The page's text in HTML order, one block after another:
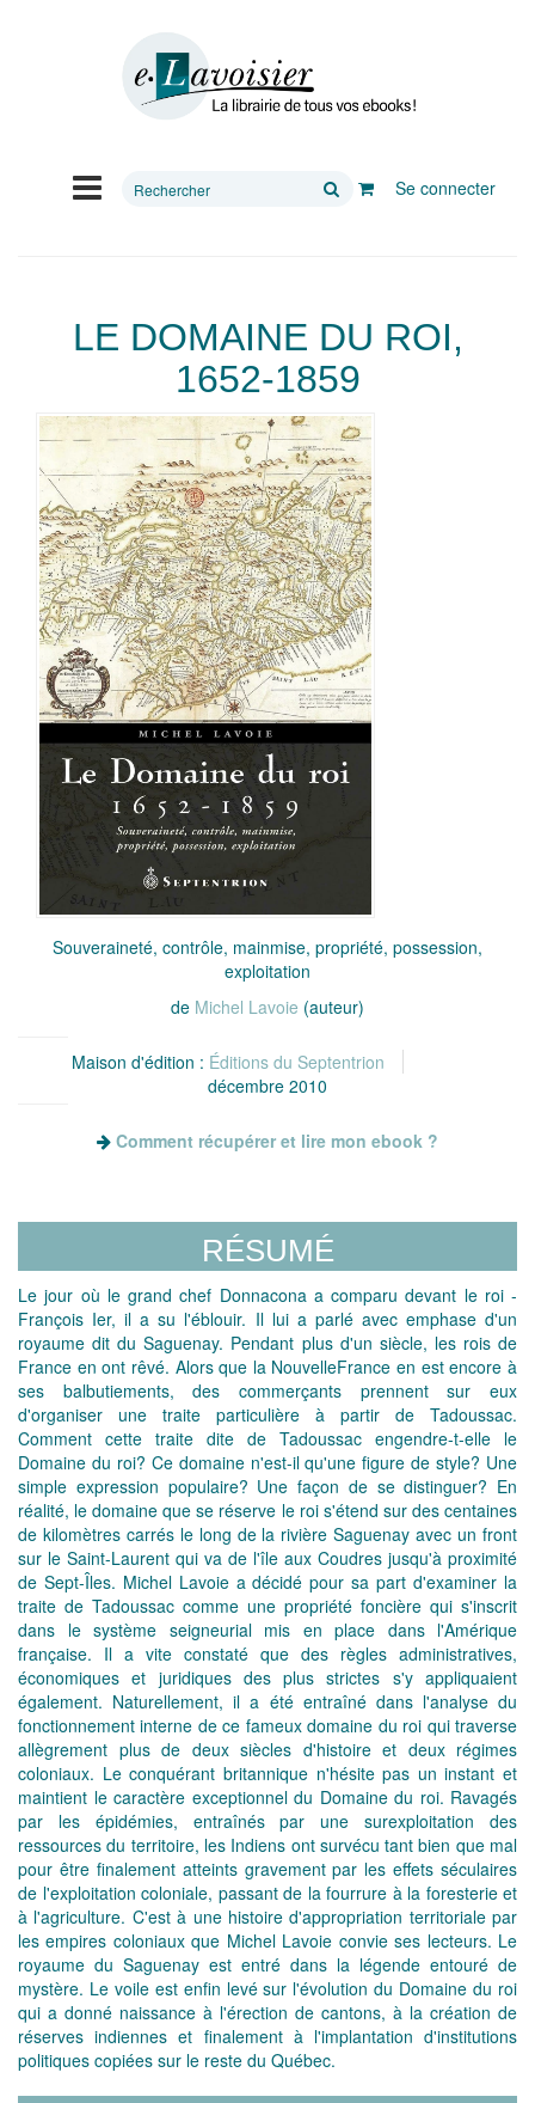
Rechercher
Se connecter
LE DOMAINE DU ROI,
1652-1859
Souveraineté, contrôle, mainmise, propriété, possession,
exploitation
de Michel Lavoie (auteur)
Maison d'édition : Éditions du Septentrion
décembre 2010
Comment récupérer et lire mon ebook ?
RÉSUMÉ
Le jour où le grand chef Donnacona a comparu devant le roi ­
François Ier, il a su l'éblouir. Il lui a parlé avec emphase d'un
royaume dit du Saguenay. Pendant plus d'un siècle, les rois de
France en ont rêvé. Alors que la Nouvelle­France en est encore à
ses balbutiements, des commerçants prennent sur eux
d'organiser une traite particulière à partir de Tadoussac.
Comment cette traite dite de Tadoussac engendre-t-elle le
Domaine du roi? Ce domaine n'est-il qu'une figure de style? Une
simple expression populaire? Une façon de se distinguer? En
réalité, le domaine que se réserve le roi s'étend sur des centaines
de kilomètres carrés le long de la rivière Saguenay avec un front
sur le Saint-Laurent qui va de l'île aux Coudres jusqu'à proximité
de Sept-Îles. Michel Lavoie a décidé pour sa part d'examiner la
traite de Tadoussac comme une propriété foncière qui s'inscrit
dans le système seigneurial mis en place dans l'Amérique
française. Il a vite constaté que des règles administratives,
économiques et juridiques des plus strictes s'y appliquaient
également. Naturellement, il a été entraîné dans l'analyse du
fonctionnement interne de ce fameux domaine du roi qui traverse
allègrement plus de deux siècles d'histoire et deux régimes
coloniaux. Le conquérant britannique n'hésite pas un instant et
maintient le caractère exceptionnel du Domaine du roi. Ravagés
par les épidémies, entraînés par une surexploitation des
ressources du territoire, les Indiens ont survécu tant bien que mal
pour être finalement atteints gravement par les effets séculaires
de l'exploitation coloniale, passant de la fourrure à la foresterie et
à l'agriculture. C'est à une histoire d'appropriation territoriale par
les empires coloniaux que Michel Lavoie convie ses lecteurs. Le
royaume du Saguenay est entré dans la légende entouré de
mystère. Le voile est enfin levé sur l'évolution du Domaine du roi
qui a donné naissance à l'érection de cantons, à la création de
réserves indiennes et finalement à l'implantation d'institutions
politiques copiées sur le reste du Québec.